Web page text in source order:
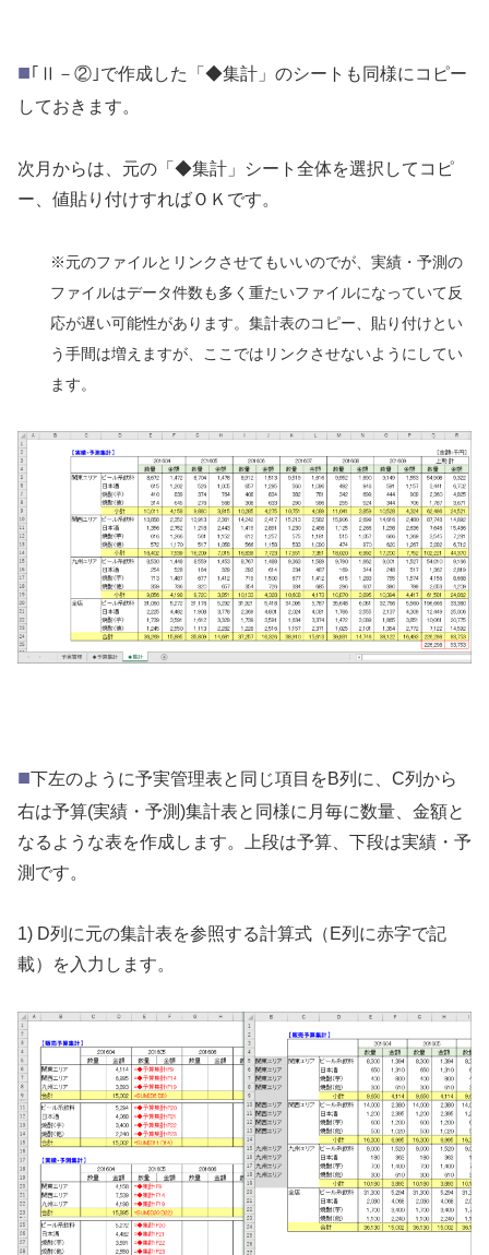
■｢Ⅱ－②｣で作成した「◆集計」のシートも同様にコピー
しておきます。
次月からは、元の「◆集計」シート全体を選択してコピ
ー、値貼り付けすればＯＫです。
※元のファイルとリンクさせてもいいのでが、実績・予測の
ファイルはデータ件数も多く重たいファイルになっていて反
応が遅い可能性があります。集計表のコピー、貼り付けとい
う手間は増えますが、ここではリンクさせないようにしてい
ます。
■下左のように予実管理表と同じ項目をB列に、C列から
右は予算(実績・予測)集計表と同様に月毎に数量、金額と
なるような表を作成します。上段は予算、下段は実績・予
測です。
1) D列に元の集計表を参照する計算式（E列に赤字で記
載）を入力します。